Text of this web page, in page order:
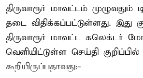
திருவாரூர் மாவட்டம் முழுவதும்
தடை விதிக்கப்பட்டுள்ளது. இது
திருவாரூர் மாவட்ட கலெக்டர்
வெளியிட்டுள்ள செய்தி குறிப்பில்
கூறியிருப்பதாவது:-